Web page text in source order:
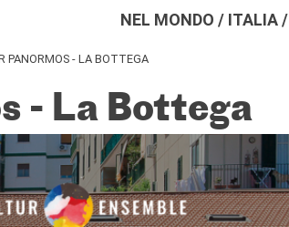
NEL MONDO / ITALIA/
PANORMOS - LA BOTTEGA
- La Bottega